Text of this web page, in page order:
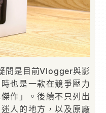
問是目前Vlogger與影
也是一款在競爭壓力
作」。後續不只列出
人的地方，以及原廠